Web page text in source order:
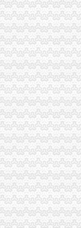
照
理
三件事”的分公司营业
注销税务意见
整改活动讨论交流会
工作
全工作
得显著成绩
”重庆分公司注销学习
等
限公司己二
注销）、重庆